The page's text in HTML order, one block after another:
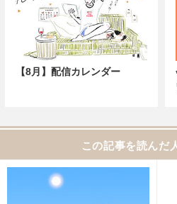
【8月】配信カレンダー
この記事を読んだ